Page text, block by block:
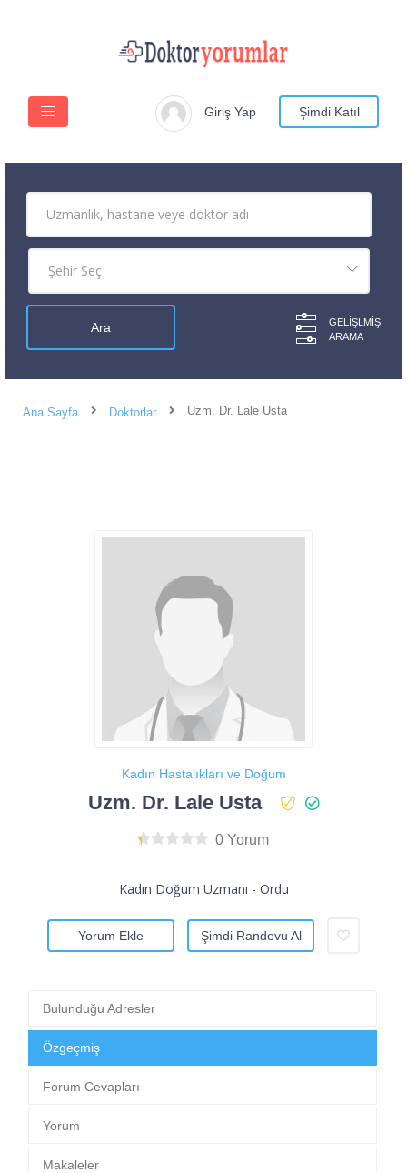
Giriş Yap Şimdi Katıl
GELIŞLMIŞ
ARAMA
Ana Sayfa Doktorlar Uzm. Dr. Lale Usta
Kadın Hastalıkları ve Doğum
Uzm. Dr. Lale Usta
0 Yorum
Kadın Doğum Uzmanı - Ordu
Yorum Ekle Şimdi Randevu Al
Bulunduğu Adresler
Özgeçmiş
Forum Cevapları
Yorum
Makaleler